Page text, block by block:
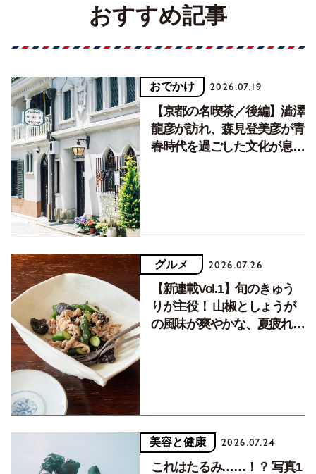
おすすめ記事
おでかけ 2026.07.19
【京都の名喫茶／後編】澁澤
龍彦が訪れ、森見登美彦が青
春時代を過ごした文化が息づ
グルメ 2026.07.26
【新連載Vol.1】旬のきゅう
りが主役！ 山椒としょうが
の風味が爽やかな、夏疲れを
美容と健康 2026.07.24
これはたるみ……！？ 写真1